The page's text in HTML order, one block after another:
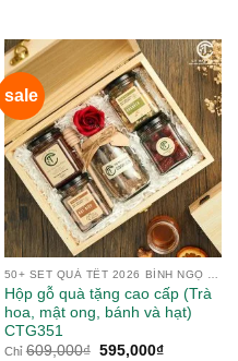
sale
50+ SET QUÀ TẾT 2026 BÍNH NGỌ TỪ NÔNG SẢN
Hộp gỗ quà tặng cao cấp (Trà
hoa, mật ong, bánh và hạt)
CTG351
Chỉ 609,000₫ Giá
595,000₫Giá